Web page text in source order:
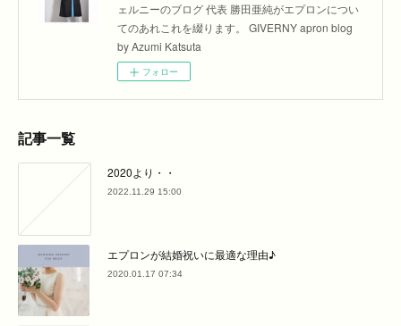
ェルニーのブログ 代表 勝田亜純がエプロンについ
てのあれこれを綴ります。 GIVERNY apron blog
by Azumi Katsuta
フォロー
記事一覧
2020より・・
2022.11.29 15:00
エプロンが結婚祝いに最適な理由♪
2020.01.17 07:34